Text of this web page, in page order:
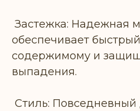
Застежка: Надежная
обеспечивает
содержимому и
выпадения.
Стиль: